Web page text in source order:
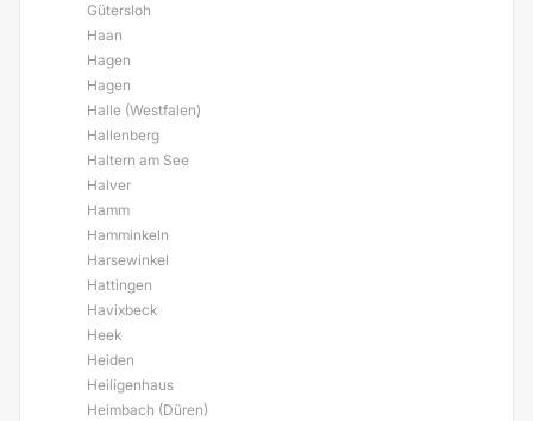
Gütersloh
Haan
Hagen
Hagen
Halle (Westfalen)
Hallenberg
Haltern am See
Halver
Hamm
Hamminkeln
Harsewinkel
Hattingen
Havixbeck
Heek
Heiden
Heiligenhaus
Heimbach (Düren)